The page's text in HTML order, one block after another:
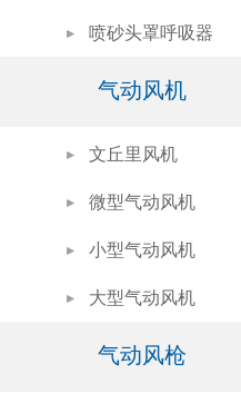
喷砂头罩呼吸器
气动风机
文丘里风机
微型气动风机
小型气动风机
大型气动风机
气动风枪